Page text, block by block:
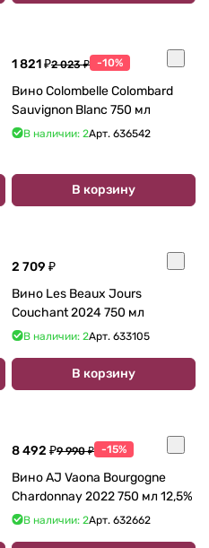
1 821 ₽2 023 ₽ -10%
Вино Colombelle Colombard
Sauvignon Blanc 750 мл
В наличии: 2Арт. 636542
В корзину
2 709 ₽
Вино Les Beaux Jours
Couchant 2024 750 мл
В наличии: 2Арт. 633105
В корзину
8 492 ₽9 990 ₽ -15%
Вино AJ Vaona Bourgogne
Chardonnay 2022 750 мл 12,5%
В наличии: 2Арт. 632662